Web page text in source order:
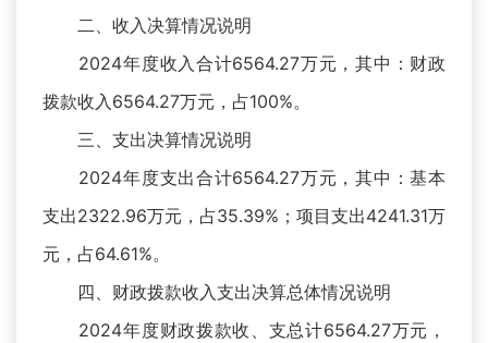
二、收入决算情况说明
2024年度收入合计6564.27万元，其中：财政
拨款收入6564.27万元，占100%。
三、支出决算情况说明
2024年度支出合计6564.27万元，其中：基本
支出2322.96万元，占35.39%；项目支出4241.31万
元，占64.61%。
四、财政拨款收入支出决算总体情况说明
2024年度财政拨款收、支总计6564.27万元，